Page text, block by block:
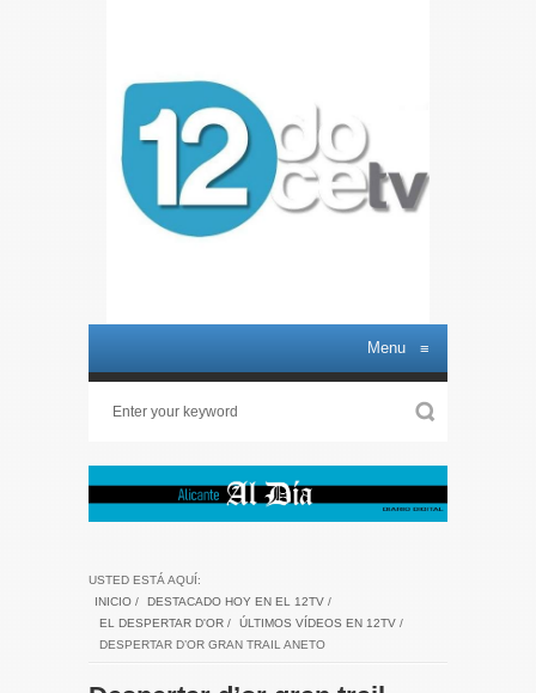
Menu ≡
USTED ESTÁ AQUÍ:
INICIO / DESTACADO HOY EN EL 12TV /
EL DESPERTAR D'OR / ÚLTIMOS VÍDEOS EN 12TV /
DESPERTAR D’OR GRAN TRAIL ANETO